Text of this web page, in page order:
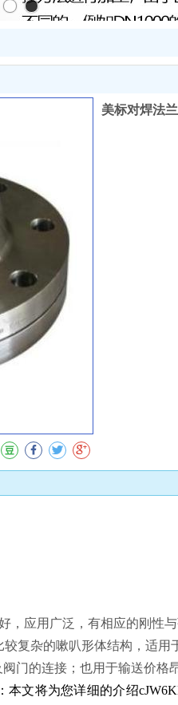
美标对焊法兰
，应用广泛，有相应的刚性
复杂的嗽叭形体结构，适
门的连接；也用于输送价格
本文将为您详细的介绍